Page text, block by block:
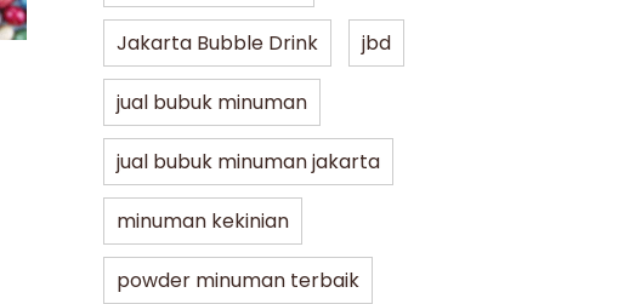
Jakarta Bubble Drink
5 Varian Best Seller Bubuk Kopi JBD
untuk UMKM, Café, hingga Resto
min dibaca 07/30/2026
Jakarta Bubble Drink jbd
jual bubuk minuman
jual bubuk minuman jakarta
minuman kekinian
powder minuman terbaik